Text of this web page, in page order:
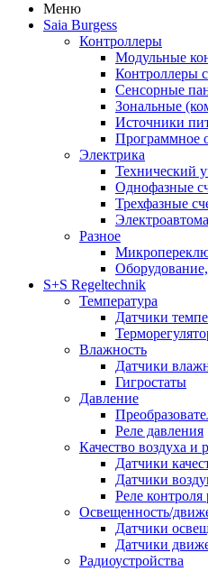
Меню
Saia Burgess
Контроллеры
Модульные
Контроллеры
Сенсорные
Зональные
Источники
Программное
Электрика
Технический
Однофазные
Трехфазные
Разное
Оборудование,
S+S Regeltechnik
Температура
Датчики
Влажность
Датчики
Гигростаты
Давление
Реле давления
Качество воздуха и
Датчики
Датчики
Реле контроля
Освещенность/
Датчики
Датчики
Радиоустройства